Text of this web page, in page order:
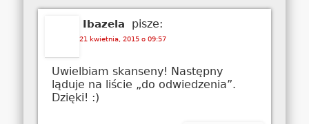
Ibazela pisze:
21 kwietnia, 2015 o 09:57
Uwielbiam skanseny! Następny
ląduje na liście „do odwiedzenia”.
Dzięki! :)